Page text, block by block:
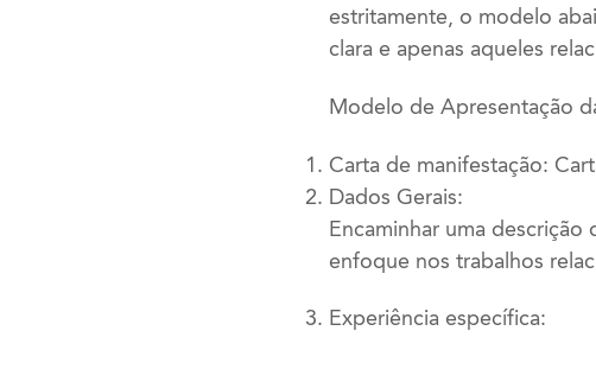
estritamente, o modelo
clara e apenas aqueles
Modelo de Apresentação
Carta de manifestação:
Dados Gerais:
Encaminhar uma
enfoque nos trabalhos
Experiência específica: